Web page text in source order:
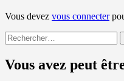
Vous devez vous connecter
Rechercher :
Vous avez peut